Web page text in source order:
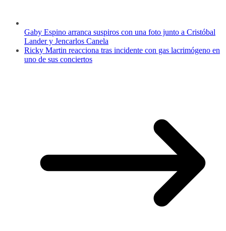
Gaby Espino arranca suspiros con una foto junto a Cristóbal
Lander y Jencarlos Canela
Ricky Martin reacciona tras incidente con gas lacrimógeno en
uno de sus conciertos